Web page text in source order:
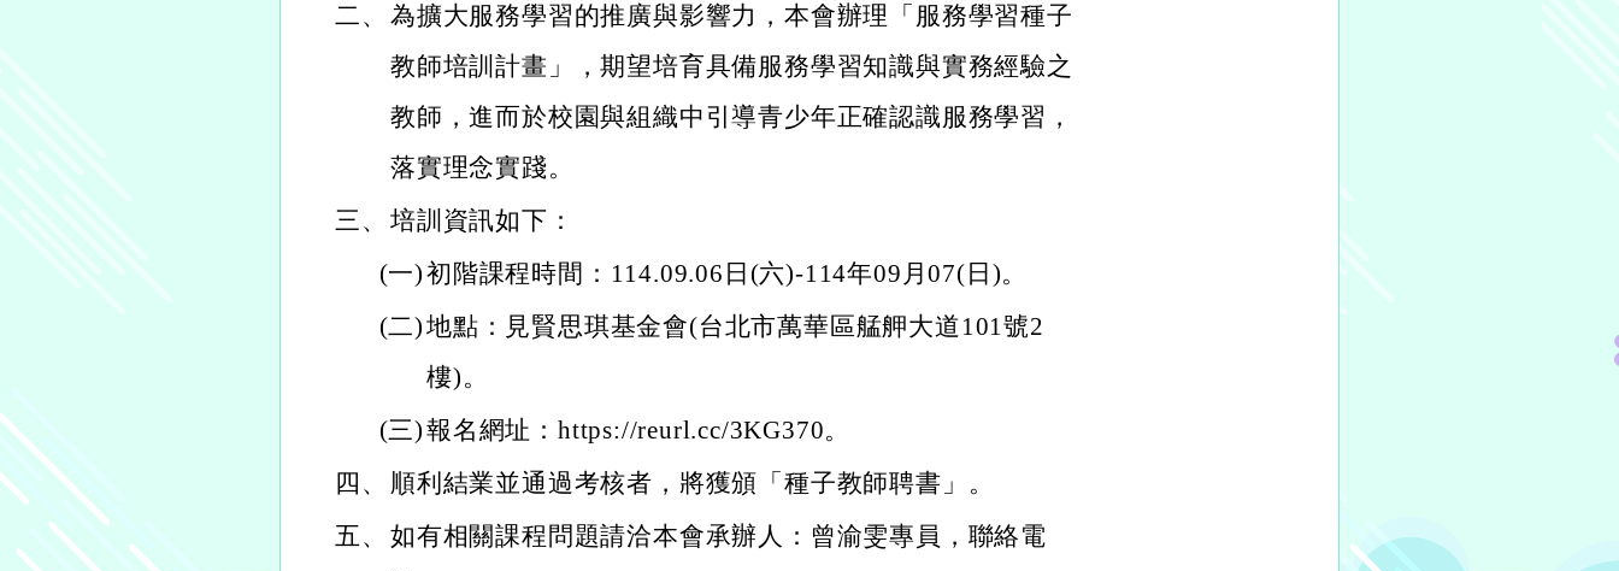
二、 為擴大服務學習的推廣與影響力，本會辦理「服務學習種子
教師培訓計畫」，期望培育具備服務學習知識與實務經驗之
教師，進而於校園與組織中引導青少年正確認識服務學習，
落實理念實踐。
三、 培訓資訊如下：
(一)初階課程時間：114.09.06日(六)-114年09月07(日)。
(二)地點：見賢思琪基金會(台北市萬華區艋舺大道101號2
樓)。
(三)報名網址：https://reurl.cc/3KG370。
四、
順利結業並通過考核者，將獲頒「種子教師聘書」。
五、 如有相關課程問題請洽本會承辦人：曾渝雯專員，聯絡電